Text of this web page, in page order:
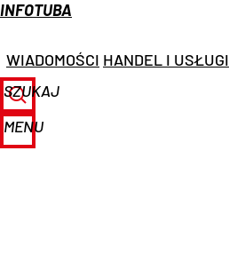
INFOTUBA
WIADOMOŚCI HANDEL I USŁUGI
SZUKAJ
MENU